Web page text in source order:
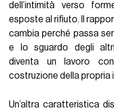
dell’intimità verso
esposte al rifiuto. Il
cambia perché passa
e lo sguardo degli
diventa un lavoro
costruzione della propria
Un’altra caratteristica